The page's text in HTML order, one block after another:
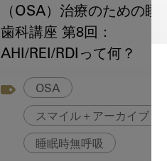
（OSA）治療のための睡眠
歯科講座 第8回：
AHI/REI/RDIって何？
OSA
スマイル＋アーカイブ
睡眠時無呼吸